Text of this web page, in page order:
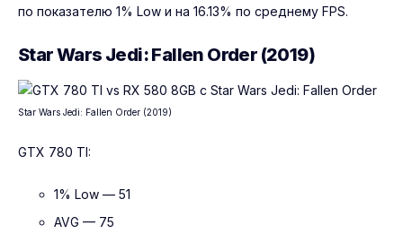
по показателю 1% Low и на 16.13% по среднему FPS.
Star Wars Jedi: Fallen Order (2019)
Star Wars Jedi: Fallen Order (2019)
GTX 780 TI:
1% Low — 51
AVG — 75